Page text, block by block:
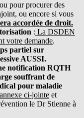
pour procurer des
ou encore si vous
accordée de droit.
: La DSDEN
votre demande.
partiel sur
AUSSI.
notification RQTH
souffrant de
pour maladie
ci-jointe et
le Dr Stienne à